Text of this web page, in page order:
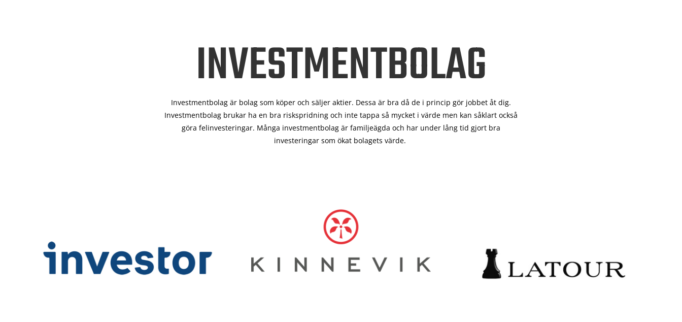
INVESTMENTBOLAG
Investmentbolag är bolag som köper och säljer aktier. Dessa är bra då de i princip gör jobbet åt dig.
Investmentbolag brukar ha en bra riskspridning och inte tappa så mycket i värde men kan såklart också
göra felinvesteringar. Många investmentbolag är familjeägda och har under lång tid gjort bra
investeringar som ökat bolagets värde.